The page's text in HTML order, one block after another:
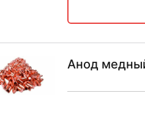
Анод